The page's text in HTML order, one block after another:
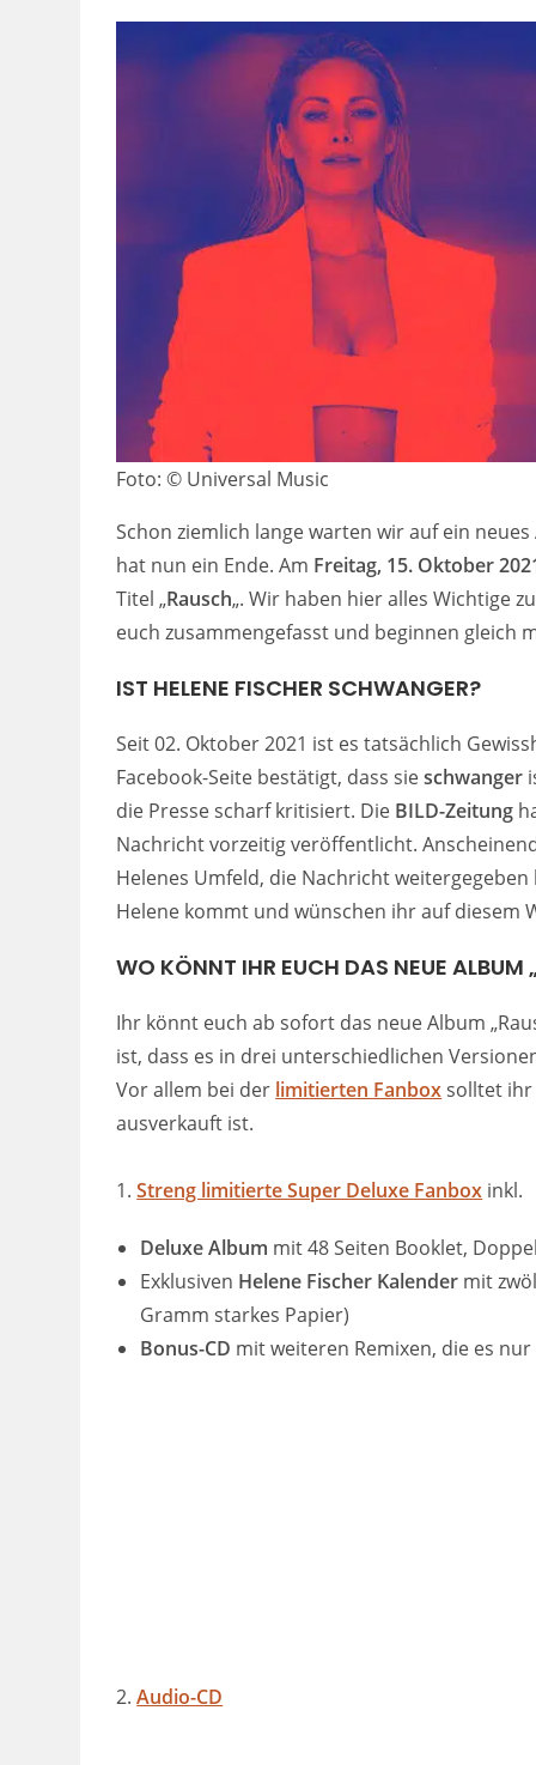
Foto: © Universal Music
Schon ziemlich lange warten wir auf ein
hat nun ein Ende. Am Freitag, 15. Oktober
Titel „Rausch„. Wir haben hier alles Wichtige
euch zusammengefasst und beginnen gleich
IST HELENE FISCHER SCHWANGER?
Seit 02. Oktober 2021 ist es tatsächlich
Facebook-Seite bestätigt, dass sieschwanger
die Presse scharf kritisiert. Die BILD-Zeitung
Nachricht vorzeitig veröffentlicht.
Helenes Umfeld, die Nachricht
Helene kommt und wünschen ihr auf diesem
WO KÖNNT IHR EUCH DAS NEUE ALBUM
Ihr könnt euch ab sofort das neue Album
ist, dass es in drei unterschiedlichen
Vor allem bei der limitierten Fanboxsolltet ihr
ausverkauft ist.
1.Streng limitierte Super Deluxe Fanbox inkl.
Deluxe Album mit 48 Seiten Booklet,
Exklusiven Helene Fischer Kalender mit
Gramm starkes Papier)
Bonus-CD mit weiteren Remixen, die es
2.Audio-CD